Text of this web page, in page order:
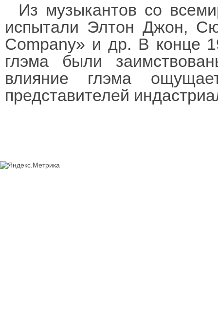
Из музыкантов со
испытали Элтон Джон,
Company» и др. В конце
глэма были
влияние глэма
представителей